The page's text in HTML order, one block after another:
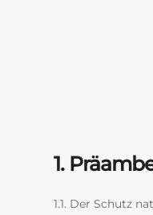
1.
1.1. Der Schutz